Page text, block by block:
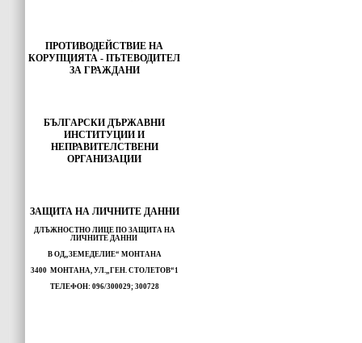
ПРОТИВОДЕЙСТВИЕ НА
КОРУПЦИЯТА - ПЪТЕВОДИТЕЛ
ЗА ГРАЖДАНИ
БЪЛГАРСКИ ДЪРЖАВНИ
ИНСТИТУЦИИ И
НЕПРАВИТЕЛСТВЕНИ
ОРГАНИЗАЦИИ
ЗАЩИТА НА ЛИЧНИТЕ ДАННИ
ДЛЪЖНОСТНО ЛИЦЕ ПО ЗАЩИТА НА
ЛИЧНИТЕ ДАННИ
В ОД„ЗЕМЕДЕЛИЕ“ МОНТАНА
3400 МОНТАНА, УЛ.„ГЕН. СТОЛЕТОВ“1
ТЕЛЕФОН: 096/300029; 300728